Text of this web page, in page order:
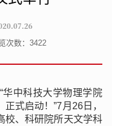
次数： 3422
华中科技大学物理学院
式启动！”7月26日，
校、科研院所天文学科